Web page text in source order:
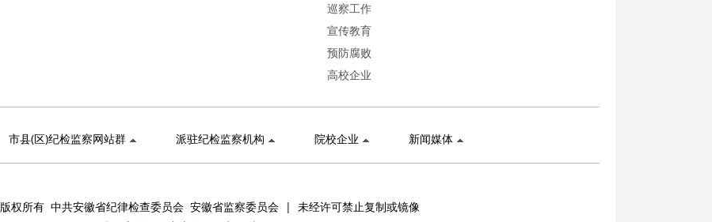
巡察工作
宣传教育
预防腐败
高校企业
市县(区)纪检监察网站群 派驻纪检监察机构 院校企业 新闻媒体
版权所有 中共安徽省纪律检查委员会 安徽省监察委员会 | 未经许可禁止复制或镜像